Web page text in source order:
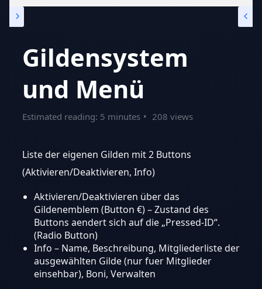
Gildensystem
und Menü
Estimated reading: 5 minutes 208 views
Liste der eigenen Gilden mit 2 Buttons
(Aktivieren/Deaktivieren, Info)
Aktivieren/Deaktivieren über das
Gildenemblem (Button €) – Zustand des
Buttons aendert sich auf die „Pressed-ID“.
(Radio Button)
Info – Name, Beschreibung, Mitgliederliste der
ausgewählten Gilde (nur fuer Mitglieder
einsehbar), Boni, Verwalten